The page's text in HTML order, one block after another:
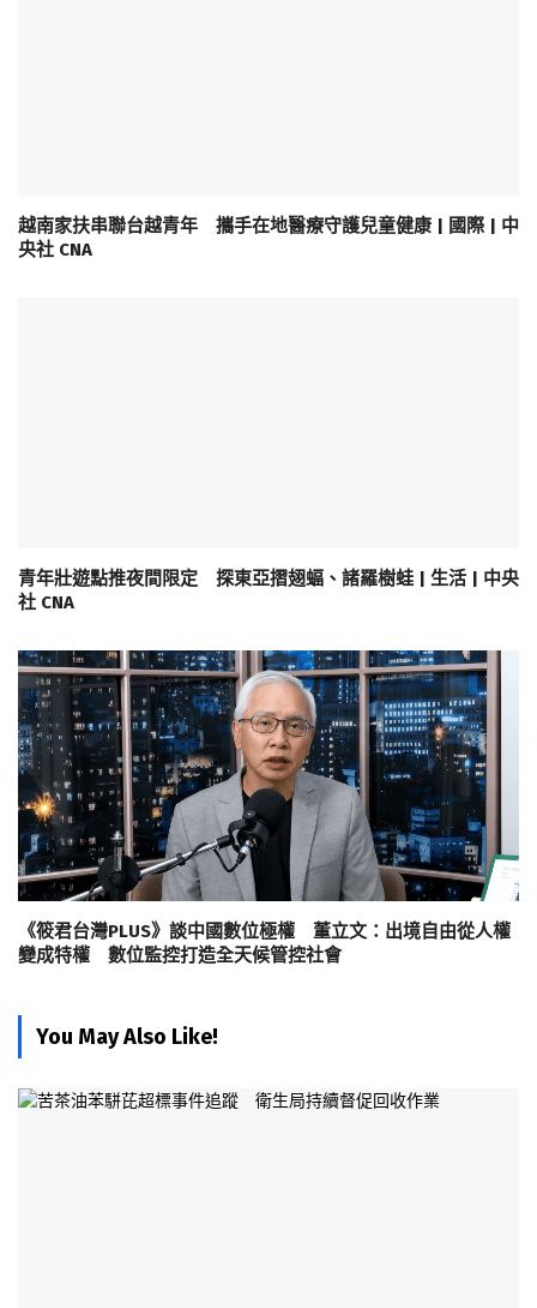
越南家扶串聯台越青年 攜手在地醫療守護兒童健康 | 國際 | 中
央社 CNA
青年壯遊點推夜間限定 探東亞摺翅蝠、諸羅樹蛙 | 生活 | 中央
社 CNA
《筱君台灣PLUS》談中國數位極權 董立文：出境自由從人權
變成特權 數位監控打造全天候管控社會
You May Also Like!